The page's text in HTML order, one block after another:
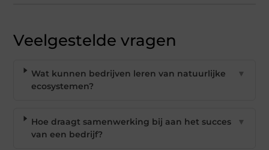
Veelgestelde vragen
Wat kunnen bedrijven leren van natuurlijke
ecosystemen?
▼
Hoe draagt samenwerking bij aan het succes
van een bedrijf?
▼